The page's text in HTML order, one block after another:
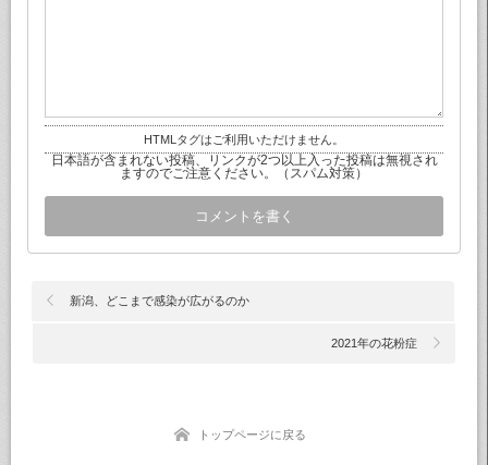
HTMLタグはご利用いただけません。
日本語が含まれない投稿、リンクが2つ以上入った投稿は無視され
ますのでご注意ください。（スパム対策）
新潟、どこまで感染が広がるのか
2021年の花粉症
トップページに戻る